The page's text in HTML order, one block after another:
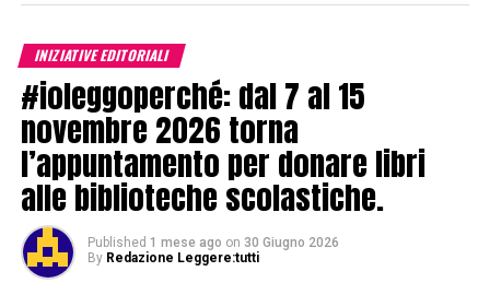
INIZIATIVE EDITORIALI
#ioleggoperché: dal 7 al 15
novembre 2026 torna
l’appuntamento per donare libri
alle biblioteche scolastiche.
Published 1 mese ago on 30 Giugno 2026
By Redazione Leggere:tutti